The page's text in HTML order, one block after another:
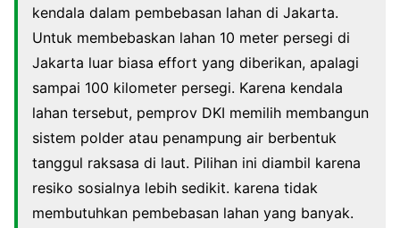
kendala dalam pembebasan lahan di Jakarta.
Untuk membebaskan lahan 10 meter persegi di
Jakarta luar biasa effort yang diberikan, apalagi
sampai 100 kilometer persegi. Karena kendala
lahan tersebut, pemprov DKI memilih membangun
sistem polder atau penampung air berbentuk
tanggul raksasa di laut. Pilihan ini diambil karena
resiko sosialnya lebih sedikit. karena tidak
membutuhkan pembebasan lahan yang banyak.